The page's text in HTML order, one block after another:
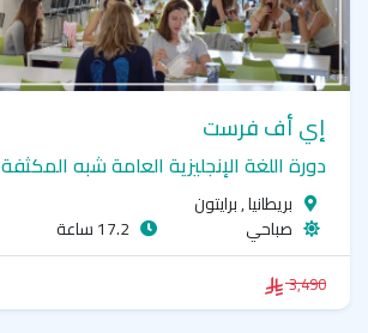
إي أف فرست
دورة اللغة الإنجليزية العامة شبه المكثفة
بريطانيا , برايتون
صباحي
3,490